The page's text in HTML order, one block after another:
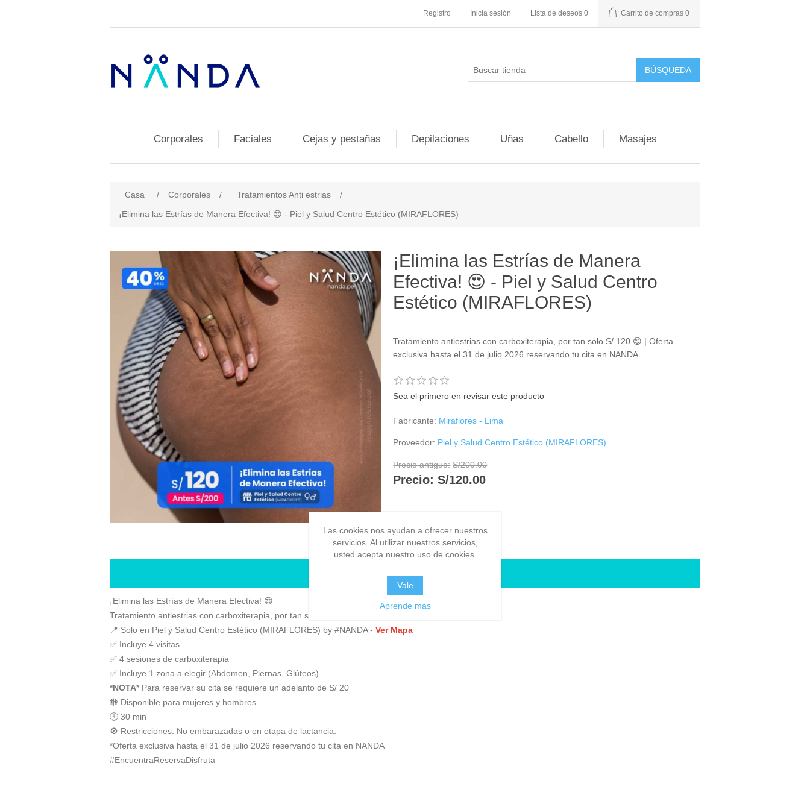
Registro Inicia sesión Lista de deseos 0 Carrito de compras 0
BÚSQUEDA
Corporales Faciales Cejas y pestañas Depilaciones Uñas Cabello Masajes
Casa / Corporales / Tratamientos Anti estrias
/
¡Elimina las Estrías de Manera Efectiva! 😍 - Piel y Salud Centro Estético (MIRAFLORES)
¡Elimina las Estrías de Manera
Efectiva! 😍 - Piel y Salud Centro
Estético (MIRAFLORES)
Tratamiento antiestrias con carboxiterapia, por tan solo S/ 120 😊 | Oferta
exclusiva hasta el 31 de julio 2026 reservando tu cita en NANDA
Sea el primero en revisar este producto
Fabricante: Miraflores - Lima
Proveedor: Piel y Salud Centro Estético (MIRAFLORES)
Precio antiguo: S/200.00
Precio: S/120.00
¡Elimina las Estrías de Manera Efectiva! 😍
Tratamiento antiestrias con carboxiterapia, por tan solo S/ 120 😊
📍 Solo en Piel y Salud Centro Estético (MIRAFLORES) by #NANDA - Ver Mapa
✅ Incluye 4 visitas
✅ 4 sesiones de carboxiterapia
✅ Incluye 1 zona a elegir (Abdomen, Piernas, Glúteos)
*NOTA* Para reservar su cita se requiere un adelanto de S/ 20
🚻 Disponible para mujeres y hombres
🕔 30 min
🚫 Restricciones: No embarazadas o en etapa de lactancia.
*Oferta exclusiva hasta el 31 de julio 2026 reservando tu cita en NANDA
#EncuentraReservaDisfruta
Las cookies nos ayudan a ofrecer nuestros
servicios. Al utilizar nuestros servicios,
usted acepta nuestro uso de cookies.
Vale
Aprende más